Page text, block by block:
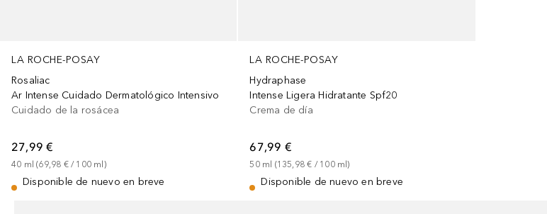
LA ROCHE-POSAY
Rosaliac
Ar Intense Cuidado Dermatológico Intensivo
Cuidado de la rosácea
27,99 €
40 ml (69,98 € / 100 ml )
Disponible de nuevo en breve
LA ROCHE-POSAY
Hydraphase
Intense Ligera Hidratante Spf20
Crema de día
67,99 €
50 ml (135,98 € / 100 ml)
Disponible de nuevo en breve